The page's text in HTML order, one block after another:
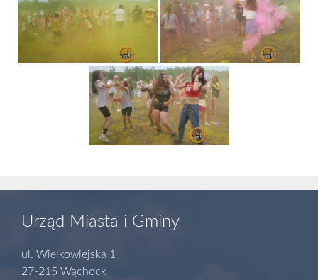
Urząd Miasta i Gminy
ul. Wielkowiejska 1
27-215 Wąchock